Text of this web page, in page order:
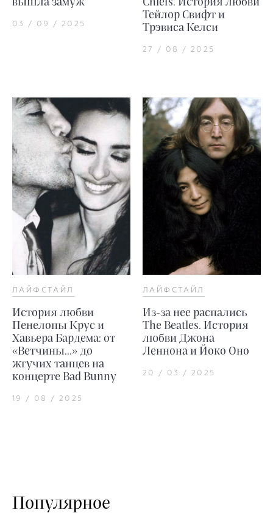
вышла замуж
03 / 09 / 2025
Chiefs. История любви
Тейлор Свифт и
Трэвиса Келси
27 / 08 / 2025
ЛАЙФСТАЙЛ
История любви
Пенелопы Крус и
Хавьера Бардема: от
«Ветчины...» до
жгучих танцев на
концерте Bad Bunny
19 / 08 / 2025
ЛАЙФСТАЙЛ
Из-за нее распались
The Beatles. История
любви Джона
Леннона и Йоко Оно
20 / 03 / 2025
Популярное